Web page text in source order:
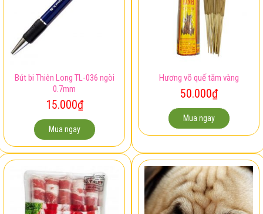
Bút bi Thiên Long TL-036 ngòi
15.000₫
Mua ngay
Hương võ quế tăm vàng
50.000₫
Mua ngay